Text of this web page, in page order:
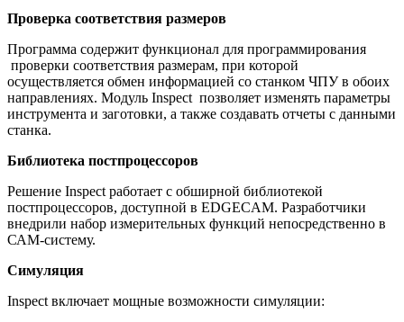
Проверка соответствия размеров
Программа содержит функционал для программирования
проверки соответствия размерам, при которой
осуществляется обмен информацией со станком ЧПУ в обоих
направлениях. Модуль Inspect позволяет изменять параметры
инструмента и заготовки, а также создавать отчеты с данными
станка.
Библиотека постпроцессоров
Решение Inspect работает с обширной библиотекой
постпроцессоров, доступной в EDGECAM. Разработчики
внедрили набор измерительных функций непосредственно в
САМ-систему.
Симуляция
Inspect включает мощные возможности симуляции: